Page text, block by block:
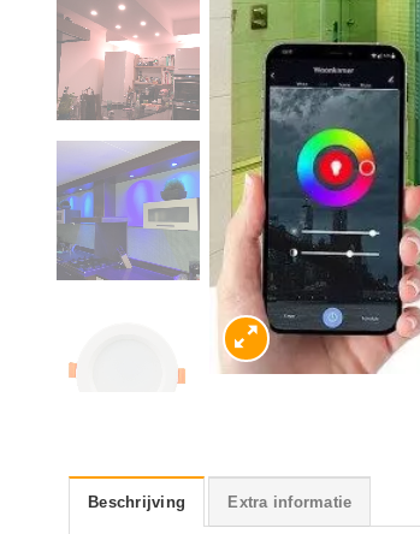
Beschrijving Extra informatie